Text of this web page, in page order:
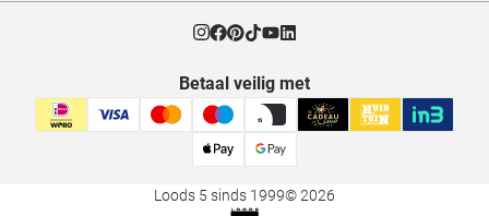
Betaal veilig met
Loods 5 sinds 1999© 2026